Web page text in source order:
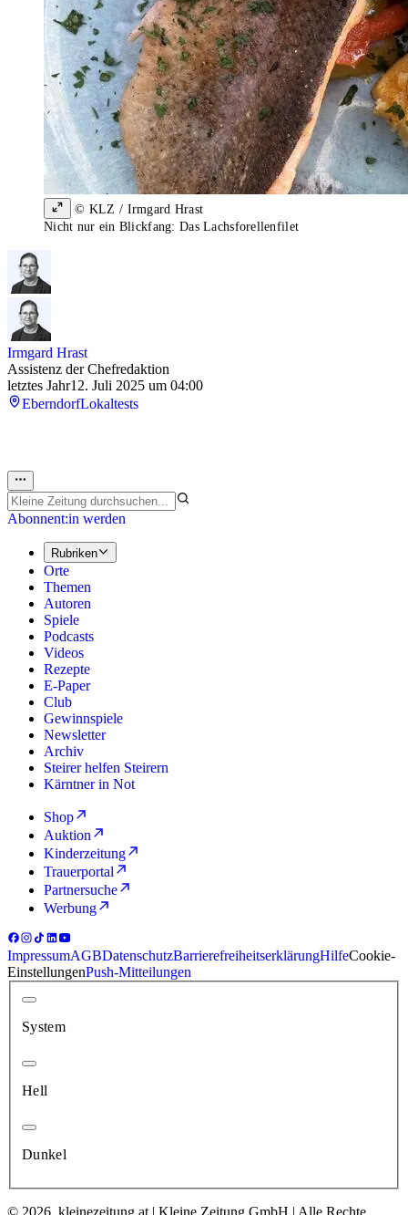
© KLZ / Irmgard Hrast
Nicht nur ein Blickfang: Das Lachsforellenfilet
Irmgard Hrast
Assistenz der Chefredaktion
letztes Jahr12. Juli 2025 um 04:00
EberndorfLokaltests
Abonnent:in werden
Rubriken
Orte
Themen
Autoren
Spiele
Podcasts
Videos
Rezepte
E-Paper
Club
Gewinnspiele
Newsletter
Archiv
Steirer helfen Steirern
Kärntner in Not
Shop
Auktion
Kinderzeitung
Trauerportal
Partnersuche
Werbung
ImpressumAGBDatenschutzBarrierefreiheitserklärungHilfeCookie-
EinstellungenPush-Mitteilungen
System
Hell
Dunkel